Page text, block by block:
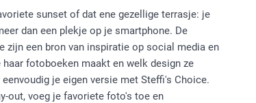
sunset of dat ene gezellige terrasje: je
dan een plekje op je smartphone. De
een bron van inspiratie op social media en
fotoboeken maakt en welk design ze
je eigen versie met Steffi's Choice.
out, voeg je favoriete foto's toe en